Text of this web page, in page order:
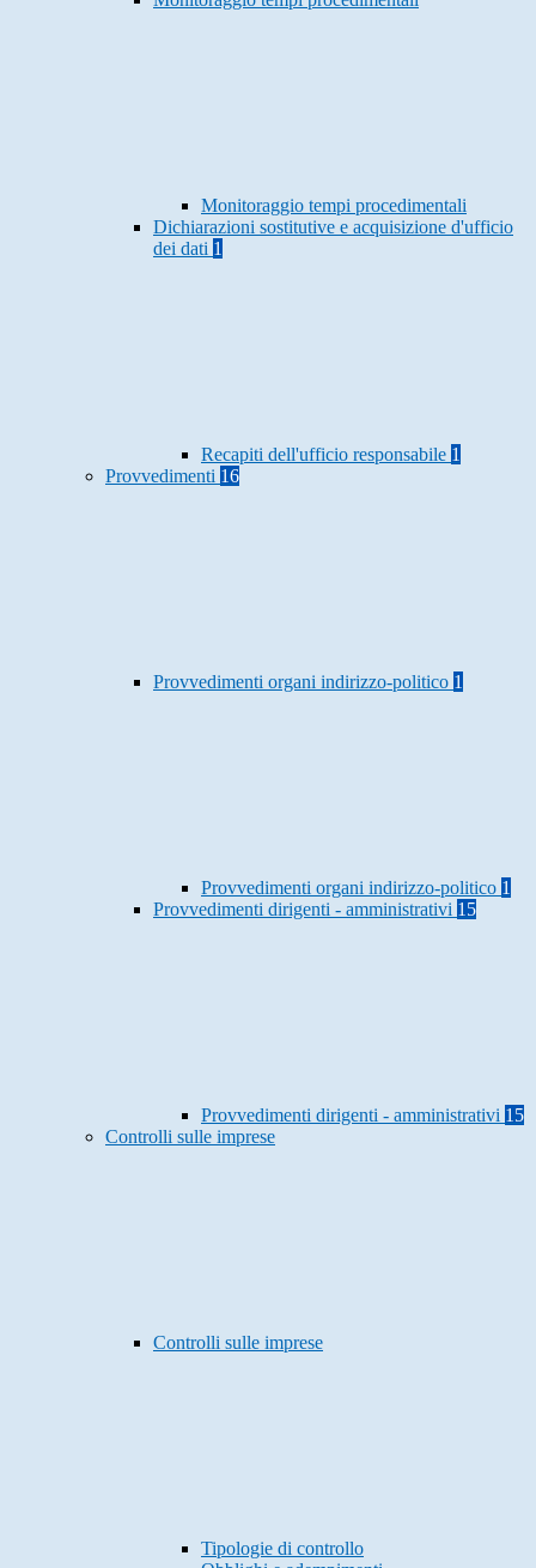
Monitoraggio tempi procedimentali
Dichiarazioni sostitutive e acquisizione d'ufficio
dei dati 1
Recapiti dell'ufficio responsabile 1
Provvedimenti 16
Provvedimenti organi indirizzo-politico 1
Provvedimenti organi indirizzo-politico 1
Provvedimenti dirigenti - amministrativi 15
Provvedimenti dirigenti - amministrativi 15
Controlli sulle imprese
Controlli sulle imprese
Tipologie di controllo